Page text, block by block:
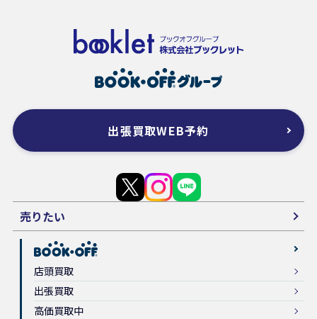
出張買取WEB予約
売りたい
店頭買取
出張買取
高価買取中